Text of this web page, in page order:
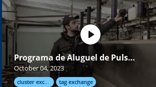
Programa de Aluguel de Pulsadores
October 04, 2023
cluster exchange tag exchange